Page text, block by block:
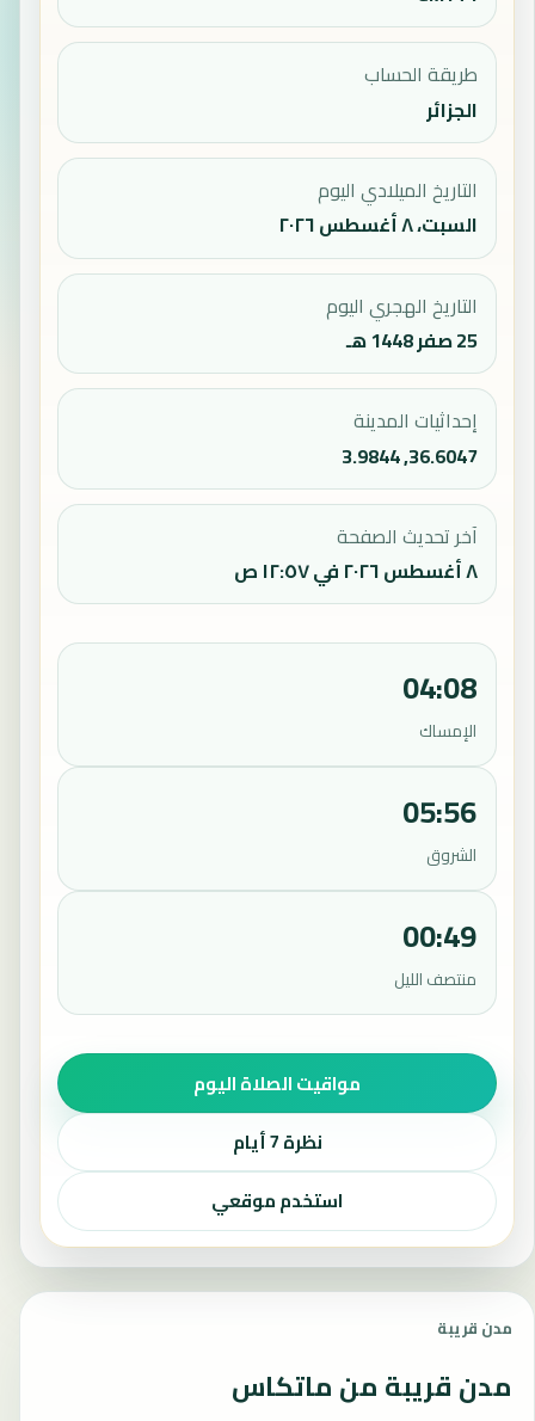
طريقة الحساب
الجزائر
التاريخ الميلادي اليوم
السبت، ٨ أغسطس ٢٠٢٦
التاريخ الهجري اليوم
25 صفر 1448 هـ
إحداثيات المدينة
36.6047, 3.9844
آخر تحديث الصفحة
٨ أغسطس ٢٠٢٦ في ١٢:٥٧ ص
04:08
الإمساك
05:56
الشروق
00:49
منتصف الليل
مواقيت الصلاة اليوم
نظرة 7 أيام
استخدم موقعي
مدن قريبة
مدن قريبة من ماتكاس